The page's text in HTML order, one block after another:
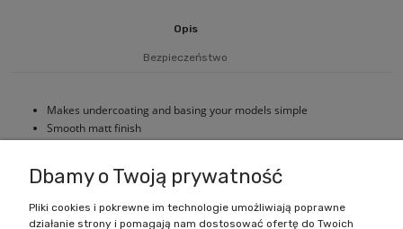
Opis
Bezpieczeństwo
Makes undercoating and basing your models simple
Smooth matt finish
Dbamy o Twoją prywatność
Pliki cookies i pokrewne im technologie umożliwiają poprawne
działanie strony i pomagają nam dostosować ofertę do Twoich